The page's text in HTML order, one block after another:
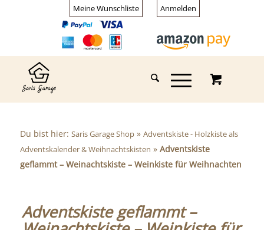
Meine Wunschliste Anmelden
Du bist hier: Saris Garage Shop» Adventskiste - Holzkiste als
Adventskalender & Weihnachtskisten » Adventskiste
geflammt – Weinachtskiste – Weinkiste für Weihnachten
Adventskiste geflammt –